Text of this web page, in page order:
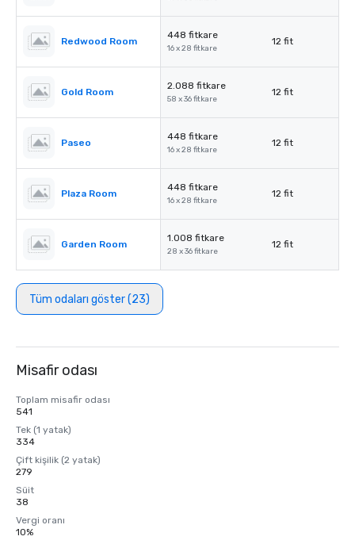
Redwood Room
448 fitkare
16 x 28 fitkare
12 fit
Gold Room
2.088 fitkare
58 x 36 fitkare
12 fit
Paseo
448 fitkare
16 x 28 fitkare
12 fit
Plaza Room
448 fitkare
16 x 28 fitkare
12 fit
Garden Room
1.008 fitkare
28 x 36 fitkare
12 fit
Tüm odaları göster (23)
Misafir odası
Toplam misafir odası
541
Tek (1 yatak)
334
Çift kişilik (2 yatak)
279
Süit
38
Vergi oranı
10%